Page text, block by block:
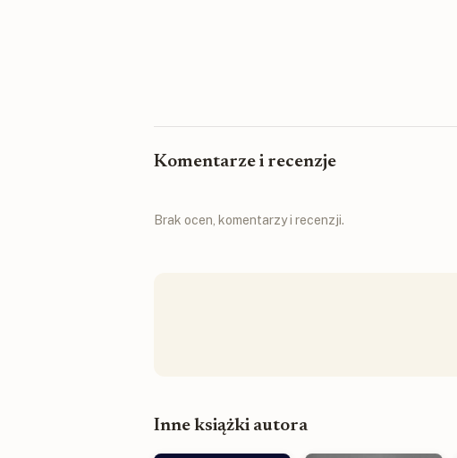
Komentarze i recenzje
Brak ocen, komentarzy i recenzji.
Inne książki autora